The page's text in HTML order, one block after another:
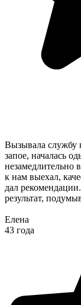
Вызывала службу
запое, началась
незамедлительно
к нам выехал,
дал
результат,
Елена
43 года